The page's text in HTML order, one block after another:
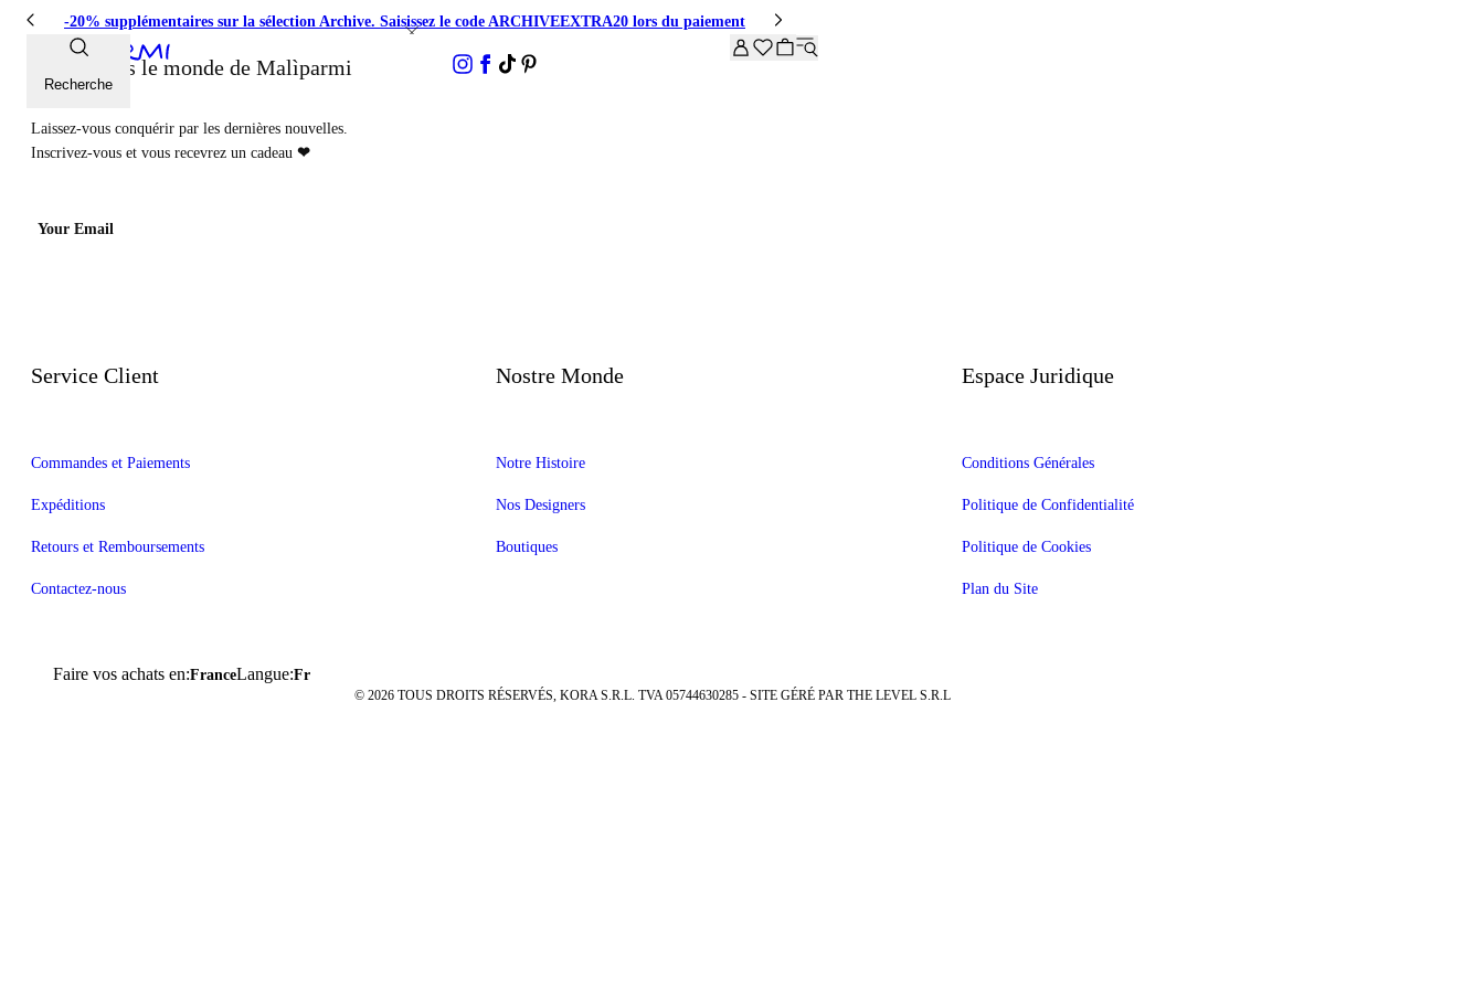
-20% supplémentaires sur la sélection Archive. Saisissez le code ARCHIVEEXTRA20 lors du paiement
Recherche
Entrez dans le monde de Malìparmi
Laissez-vous conquérir par les dernières nouvelles.
Inscrivez-vous et vous recevrez un cadeau ❤
Your Email
Service Client
Commandes et Paiements
Expéditions
Retours et Remboursements
Contactez-nous
Nostre Monde
Notre Histoire
Nos Designers
Boutiques
Espace Juridique
Conditions Générales
Politique de Confidentialité
Politique de Cookies
Plan du Site
Faire vos achats en:FranceLangue:Fr
© 2026 TOUS DROITS RÉSERVÉS, KORA S.R.L. TVA 05744630285 - SITE GÉRÉ PAR THE LEVEL S.R.L